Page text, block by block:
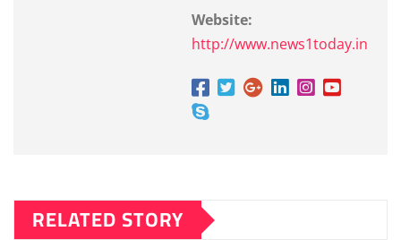
Website:
http://www.news1today.in
RELATED STORY